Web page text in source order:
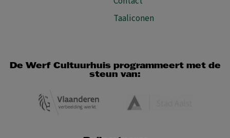
Taaliconen
De Werf Cultuurhuis programmeert met de
steun van: